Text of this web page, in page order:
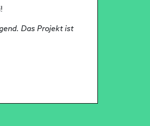
Das Projekt ist